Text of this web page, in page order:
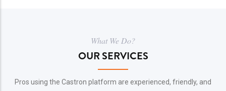
What We Do?
OUR SERVICES
Pros using the Castron platform are experienced, friendly, and